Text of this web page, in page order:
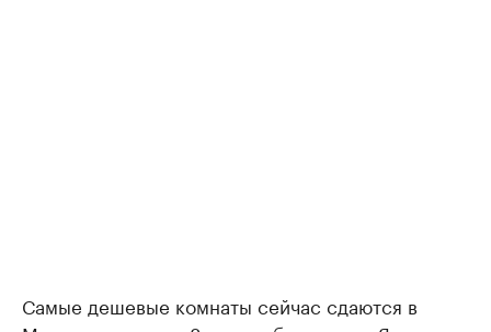
Самые дешевые комнаты сейчас сдаются в